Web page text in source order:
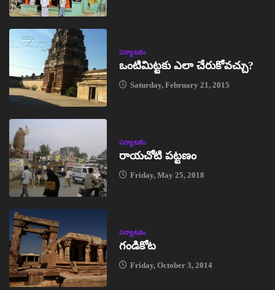
పర్యాటకం
ఒంటిమిట్టకు ఎలా చేరుకోవచ్చు?
Saturday, February 21, 2015
పర్యాటకం
రాయచోటి పట్టణం
Friday, May 25, 2018
పర్యాటకం
గండికోట
Friday, October 3, 2014